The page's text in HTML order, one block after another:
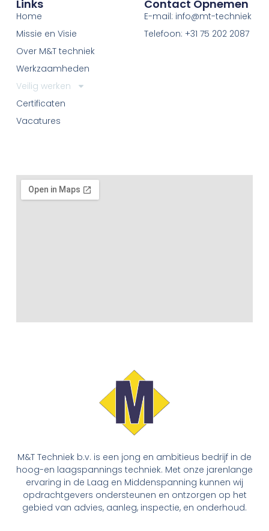
M&T Techniek b.v. is een jong en ambitieus bedrijf in de
hoog-en laagspannings techniek. Met onze jarenlange
ervaring in de Laag en Middenspanning kunnen wij
opdrachtgevers ondersteunen en ontzorgen op het
gebied van advies, aanleg, inspectie, en onderhoud.
Links
Home
Missie en Visie
Over M&T techniek
Werkzaamheden
Veilig werken
Certificaten
Vacatures
Contact Opnemen
E-mail: info@mt-techniek
Telefoon: +31 75 202 2087